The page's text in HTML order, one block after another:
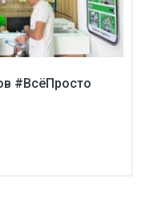
#ВсёПросто